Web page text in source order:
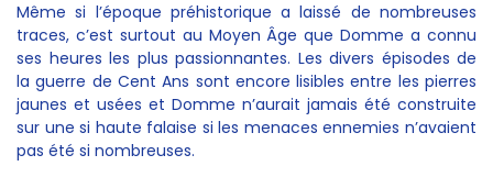
Même si l’époque préhistorique a laissé de nombreuses
traces, c’est surtout au Moyen Âge que Domme a connu
ses heures les plus passionnantes. Les divers épisodes de
la guerre de Cent Ans sont encore lisibles entre les pierres
jaunes et usées et Domme n’aurait jamais été construite
sur une si haute falaise si les menaces ennemies n’avaient
pas été si nombreuses.